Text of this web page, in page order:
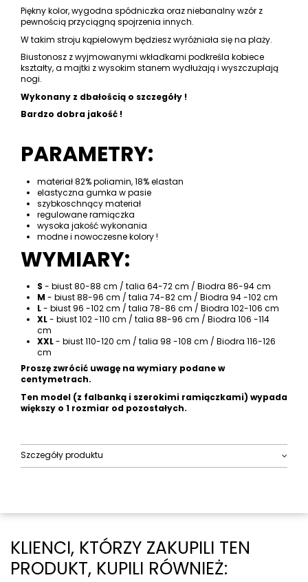
Piękny kolor, wygodna spódniczka oraz niebanalny wzór z
pewnością przyciągną spojrzenia innych.
W takim stroju kąpielowym będziesz wyróżniała się na plaży.
Biustonosz z wyjmowanymi wkładkami podkreśla kobiece
kształty, a majtki z wysokim stanem wydłużają i wyszczuplają
nogi.
Wykonany z dbałością o szczegóły !
Bardzo dobra jakość !
PARAMETRY:
materiał 82% poliamin, 18% elastan
elastyczna gumka w pasie
szybkoschnący materiał
regulowane ramiączka
wysoka jakość wykonania
modne i nowoczesne kolory !
WYMIARY:
S - biust 80-88 cm / talia 64-72 cm / Biodra 86-94 cm
M - biust 88-96 cm / talia 74-82 cm / Biodra 94 -102 cm
L- biust 96 -102 cm / talia 78-86 cm / Biodra 102-106 cm
XL- biust 102 -110 cm / talia 88-96 cm / Biodra 106 -114
cm
XXL- biust 110-120 cm / talia 98 -108 cm / Biodra 116-126
cm
Proszę zwrócić uwagę na wymiary podane w
centymetrach.
Ten model (z falbanką i szerokimi ramiączkami) wypada
większy o 1 rozmiar od pozostałych.
Szczegóły produktu
KLIENCI, KTÓRZY ZAKUPILI TEN
PRODUKT, KUPILI RÓWNIEŻ: